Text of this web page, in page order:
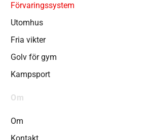
Förvaringssystem
Utomhus
Fria vikter
Golv för gym
Kampsport
Om
Om